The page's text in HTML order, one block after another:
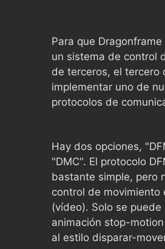
Para que
un sistema de control
de terceros, el tercero
implementar uno de
protocolos de
Hay dos opciones,
"DMC". El protocolo
bastante simple, pero
control de movimiento
(vídeo). Solo se puede
animación stop-
al estilo disparar-